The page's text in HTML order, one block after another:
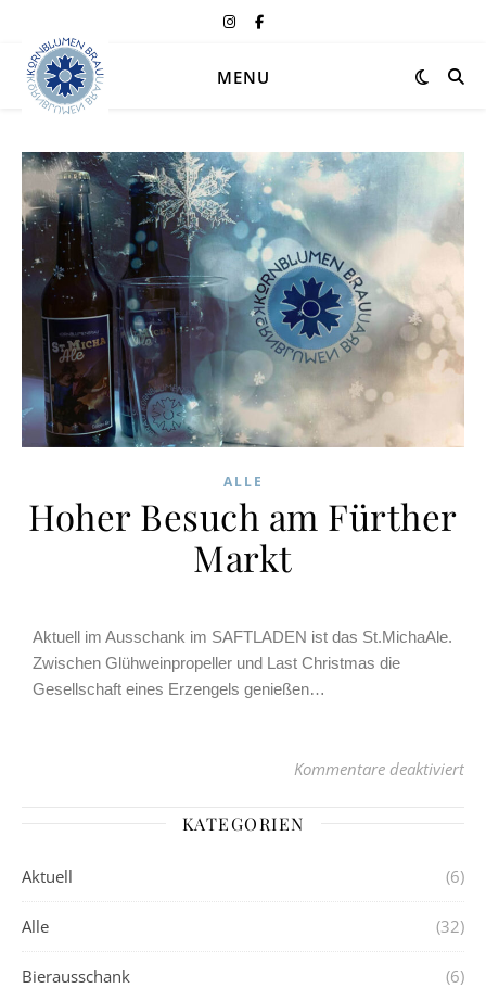
MENU
ALLE
Hoher Besuch am Fürther
Markt
Aktuell im Ausschank im SAFTLADEN ist das St.MichaAle.
Zwischen Glühweinpropeller und Last Christmas die
Gesellschaft eines Erzengels genießen…
Kommentare deaktiviert
KATEGORIEN
Aktuell (6)
Alle (32)
Bierausschank (6)